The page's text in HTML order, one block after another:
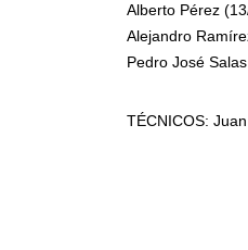
Alberto Pérez
Alejandro
Pedro José
TÉCNICOS: